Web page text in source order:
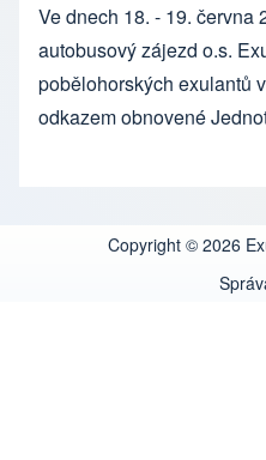
Ve dnech 18. - 19. června
autobusový zájezd o.s.
pobělohorských exulantů
odkazem obnovené
Copyright © 2026